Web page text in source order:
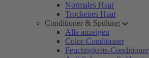
Normales Haar
Trockenes Haar
Conditioner & Spülung
Alle anzeigen
Color-Conditioner
Feuchtigkeits-Conditioner